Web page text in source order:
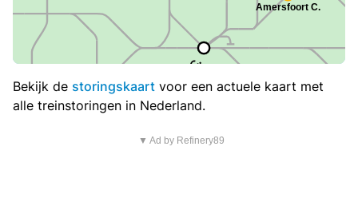
Bekijk de storingskaart voor een actuele kaart met
alle treinstoringen in Nederland.
▼ Ad by Refinery89